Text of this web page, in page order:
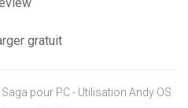
gratuit
pour PC - Utilisation Andy OS